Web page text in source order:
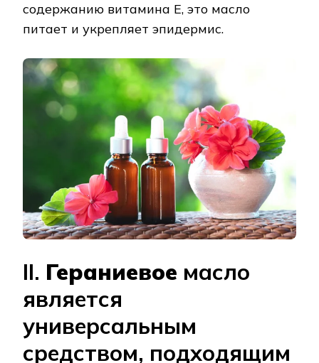
содержанию витамина E, это масло
питает и укрепляет эпидермис.
II. Гераниевое масло
является
универсальным
средством, подходящим